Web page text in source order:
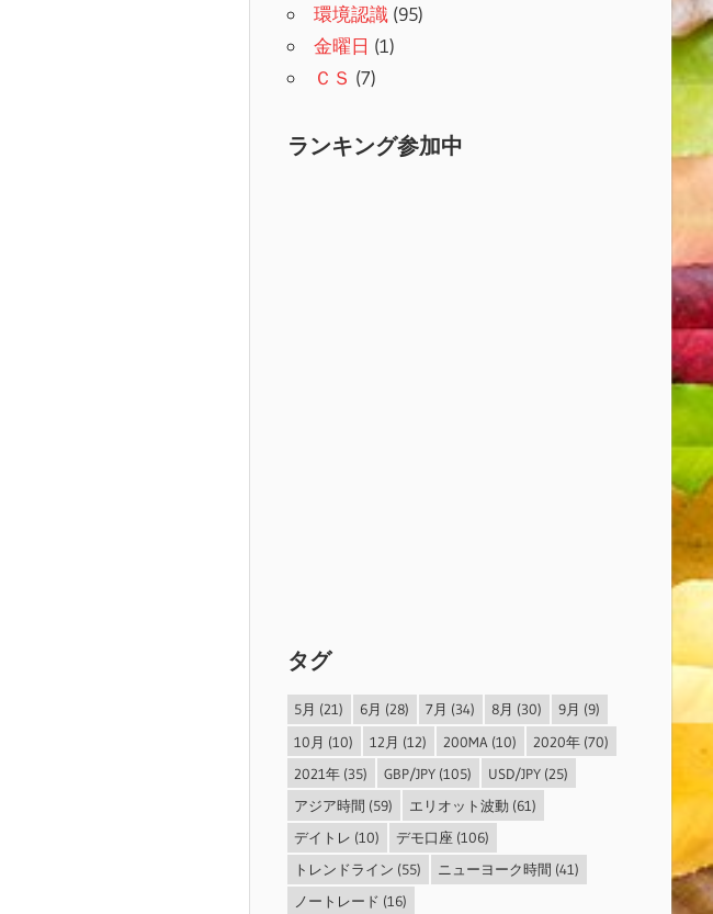
環境認識(95)
金曜日 (1)
ＣＳ (7)
ランキング参加中
タグ
5月 (21) 6月 (28) 7月 (34) 8月 (30) 9月 (9)
10月 (10) 12月 (12) 200MA (10) 2020年 (70)
2021年 (35) GBP/JPY (105) USD/JPY (25)
アジア時間 (59) エリオット波動 (61)
デイトレ (10) デモ口座 (106)
トレンドライン (55) ニューヨーク時間 (41)
ノートレード (16)